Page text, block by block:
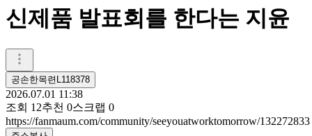
신제품 발표회를 한다는 지윤
공손한목련L118378
2026.07.01 11:38
조회 12추천 0스크랩 0
https://fanmaum.com/community/seeyouatworktomorrow/132272833